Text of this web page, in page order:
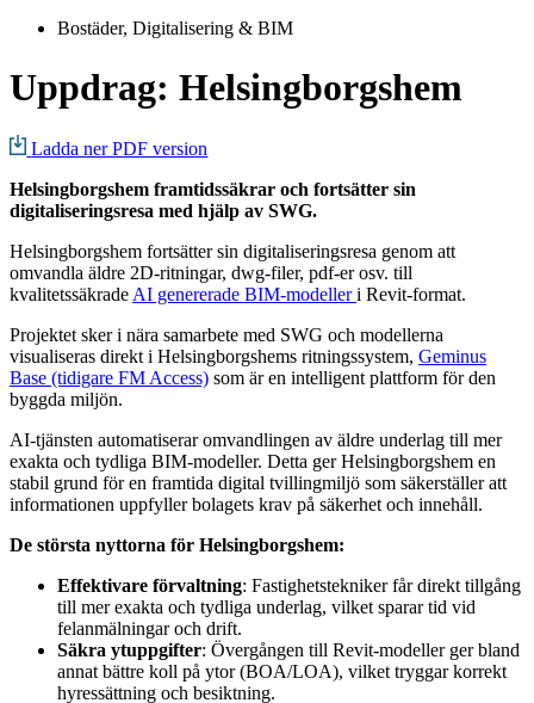
Bostäder, Digitalisering & BIM
Uppdrag: Helsingborgshem
Ladda ner PDF version
Helsingborgshem framtidssäkrar och fortsätter sin
digitaliseringsresa med hjälp av SWG.
Helsingborgshem fortsätter sin digitaliseringsresa genom att
omvandla äldre 2D-ritningar, dwg-filer, pdf-er osv. till
kvalitetssäkrade AI genererade BIM-modelleri Revit-format.
Projektet sker i nära samarbete med SWG och modellerna
visualiseras direkt i Helsingborgshems ritningssystem, Geminus
Base (tidigare FM Access) som är en intelligent plattform för den
byggda miljön.
AI-tjänsten automatiserar omvandlingen av äldre underlag till mer
exakta och tydliga BIM-modeller. Detta ger Helsingborgshem en
stabil grund för en framtida digital tvillingmiljö som säkerställer att
informationen uppfyller bolagets krav på säkerhet och innehåll.
De största nyttorna för Helsingborgshem:
Effektivare förvaltning: Fastighetstekniker får direkt tillgång
till mer exakta och tydliga underlag, vilket sparar tid vid
felanmälningar och drift.
Säkra ytuppgifter: Övergången till Revit-modeller ger bland
annat bättre koll på ytor (BOA/LOA), vilket tryggar korrekt
hyressättning och besiktning.